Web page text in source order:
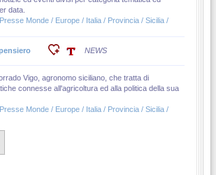
data.
Monde / Europe / Italia / Provincia / Sicilia /
NEWS
Vigo, agronomo siciliano, che tratta di
connesse all'agricoltura ed alla politica della sua
Monde / Europe / Italia / Provincia / Sicilia /